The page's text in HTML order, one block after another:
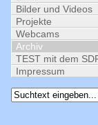
Bilder und Videos
Projekte
Webcams
Archiv
TEST mit dem
Impressum